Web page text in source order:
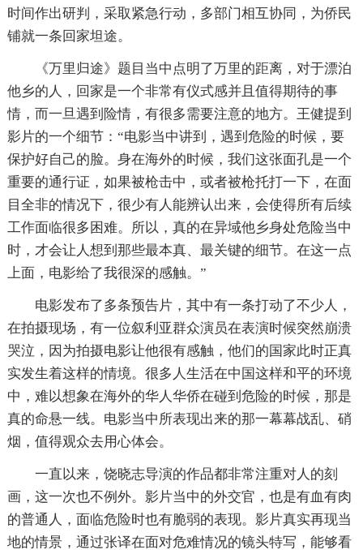
时间作出研判，采取紧急行动，多部门相互协同，为侨民
铺就一条回家坦途。
《万里归途》题目当中点明了万里的距离，对于漂泊
他乡的人，回家是一个非常有仪式感并且值得期待的事
情，而一旦遇到险情，有很多需要注意的地方。王健提到
影片的一个细节：“电影当中讲到，遇到危险的时候，要
保护好自己的脸。身在海外的时候，我们这张面孔是一个
重要的通行证，如果被枪击中，或者被枪托打一下，在面
目全非的情况下，很少有人能辨认出来，会使得所有后续
工作面临很多困难。所以，真的在异域他乡身处危险当中
时，才会让人想到那些最本真、最关键的细节。在这一点
上面，电影给了我很深的感触。”
电影发布了多条预告片，其中有一条打动了不少人，
在拍摄现场，有一位叙利亚群众演员在表演时候突然崩溃
哭泣，因为拍摄电影让他很有感触，他们的国家此时正真
实发生着这样的情境。很多人生活在中国这样和平的环境
中，难以想象在海外的华人华侨在碰到危险的时候，那是
真的命悬一线。电影当中所表现出来的那一幕幕战乱、硝
烟，值得观众去用心体会。
一直以来，饶晓志导演的作品都非常注重对人的刻
画，这一次也不例外。影片当中的外交官，也是有血有肉
的普通人，面临危险时也有脆弱的表现。影片真实再现当
地的情景，通过张译在面对危难情况的镜头特写，能够看